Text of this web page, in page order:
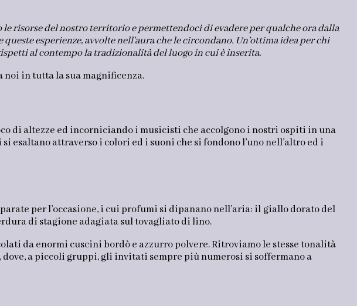
risorse del nostro territorio e permettendoci di evadere per qualche ora dalla
esperienze, avvolte nell’aura che le circondano. Un’ottima idea per chi
al contempo la tradizionalità del luogo in cui è inserita.
noi in tutta la sua magnificenza.
di altezze ed incorniciando i musicisti che accolgono i nostri ospiti in una
esaltano attraverso i colori ed i suoni che si fondono l’uno nell’altro ed i
per l’occasione, i cui profumi si dipanano nell’aria: il giallo dorato del
di stagione adagiata sul tovagliato di lino.
da enormi cuscini bordò e azzurro polvere. Ritroviamo le stesse tonalità
a piccoli gruppi, gli invitati sempre più numerosi si soffermano a